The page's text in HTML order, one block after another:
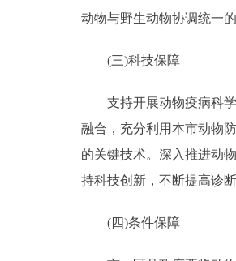
动物与野生动物协调统一
(三)科技保障
支持开展动物疫病科学
融合，充分利用本市动物
的关键技术。深入推进动
持科技创新，不断提高诊
(四)条件保障